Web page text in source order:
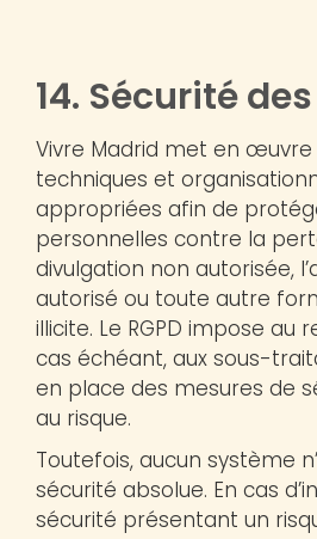
14. Sécurité
Vivre Madrid met en
techniques et
appropriées afin de
personnelles contre la
divulgation non autorisée,
autorisé ou toute autre
illicite. Le RGPD impose au
cas échéant, aux sous-
en place des mesures de
au risque.
Toutefois, aucun système
sécurité absolue. En cas
sécurité présentant un